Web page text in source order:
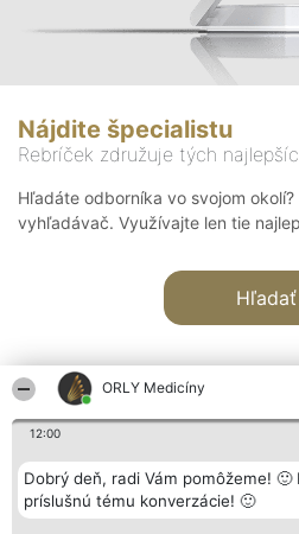
ORLY Medicíny
12:00
Dobrý deň, radi Vám pomôžeme! 🙂
príslušnú tému konverzácie! 🙂
Nájdite špecialistu
Rebríček združuje tých
Hľadáte odborníka vo svojom
vyhľadávač. Využívajte len tie
Hľadať
Organizátor hodnotenia
Bright Side Solutions sp. z o.
o. sp. k.
Laureáti
Lista